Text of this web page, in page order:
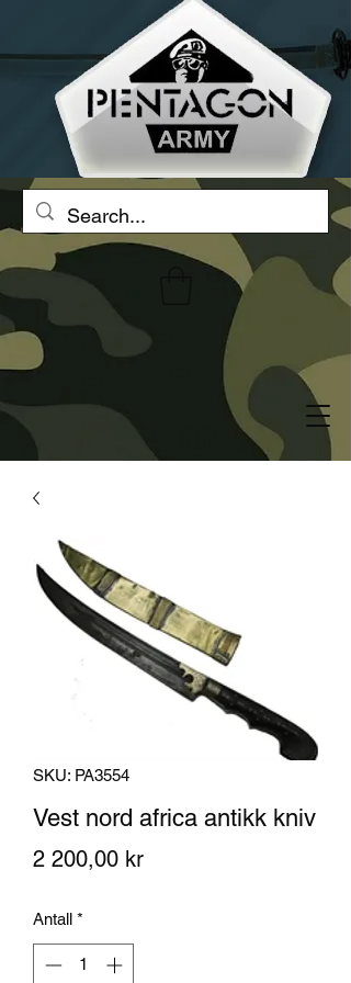
SKU: PA3554
Vest nord africa antikk kniv
2 200,00 krPris
Antall *